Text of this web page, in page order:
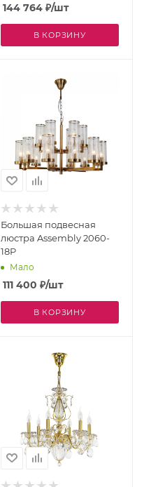
144 764₽/шт
В КОРЗИНУ
Большая подвесная
люстра Assembly 2060-
18P
Мало
111 400 ₽/шт
В КОРЗИНУ